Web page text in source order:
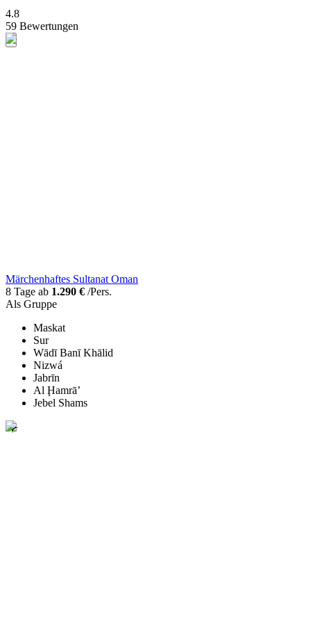
4.8
59 Bewertungen
Märchenhaftes Sultanat Oman
8 Tage ab 1.290 € /Pers.
Als Gruppe
Maskat
Sur
Wādī Banī Khālid
Nizwá
Jabrīn
Al Ḩamrā’
Jebel Shams